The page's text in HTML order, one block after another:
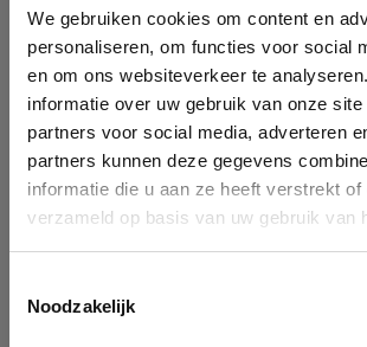
We gebruiken cookies om content en
personaliseren, om functies voor social
en om ons websiteverkeer te
informatie over uw gebruik van onze site
partners voor social media, adverteren
partners kunnen deze gegevens
informatie die u aan ze heeft verstrekt of
verzameld op basis van uw gebruik van
Noodzakelijk
Company
Identification
Please fill in your company
You can search a company in our database by
enterprise ID. When a company is selected it
form. If you don't find your company in our
service.
See details
Ok